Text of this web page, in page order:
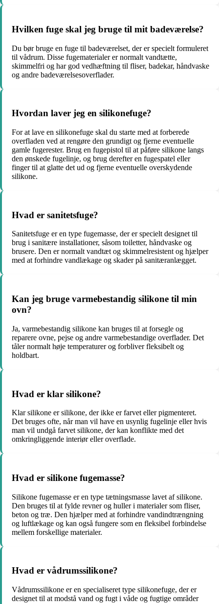
Hvilken fuge skal jeg bruge til mit badeværelse?
Du bør bruge en fuge til badeværelset, der er specielt formuleret
til vådrum. Disse fugematerialer er normalt vandtætte,
skimmelfri og har god vedhæftning til fliser, badekar, håndvaske
og andre badeværelsesoverflader.
Hvordan laver jeg en silikonefuge?
For at lave en silikonefuge skal du starte med at forberede
overfladen ved at rengøre den grundigt og fjerne eventuelle
gamle fugerester. Brug en fugepistol til at påføre silikone langs
den ønskede fugelinje, og brug derefter en fugespatel eller
finger til at glatte det ud og fjerne eventuelle overskydende
silikone.
Hvad er sanitetsfuge?
Sanitetsfuge er en type fugemasse, der er specielt designet til
brug i sanitære installationer, såsom toiletter, håndvaske og
brusere. Den er normalt vandtæt og skimmelresistent og hjælper
med at forhindre vandlækage og skader på sanitæranlægget.
Kan jeg bruge varmebestandig silikone til min
ovn?
Ja, varmebestandig silikone kan bruges til at forsegle og
reparere ovne, pejse og andre varmebestandige overflader. Det
tåler normalt høje temperaturer og forbliver fleksibelt og
holdbart.
Hvad er klar silikone?
Klar silikone er silikone, der ikke er farvet eller pigmenteret.
Det bruges ofte, når man vil have en usynlig fugelinje eller hvis
man vil undgå farvet silikone, der kan konflikte med det
omkringliggende interiør eller overflade.
Hvad er silikone fugemasse?
Silikone fugemasse er en type tætningsmasse lavet af silikone.
Den bruges til at fylde revner og huller i materialer som fliser,
beton og træ. Den hjælper med at forhindre vandindtrængning
og luftlækage og kan også fungere som en fleksibel forbindelse
mellem forskellige materialer.
Hvad er vådrumssilikone?
Vådrumssilikone er en specialiseret type silikonefuge, der er
designet til at modstå vand og fugt i våde og fugtige områder